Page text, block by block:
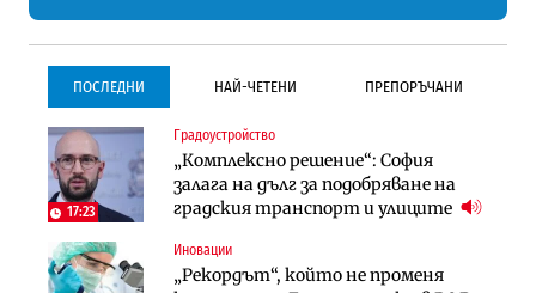
ПОСЛЕДНИ НАЙ-ЧЕТЕНИ ПРЕПОРЪЧАНИ
17:23
Градоустройство
„Комплексно решение“: София
залага на дълг за подобряване на
градския транспорт и улиците
Иновации
„Рекордът“, който не променя
Градоустройство
Столична община избра
изпълнител за преместването на
трамвайното трасе по бул.
Инфраструктура
Инфраструктура
Проектирането на тунела под
Петрохан ще върви паралелно с
екологичните оценки
Компании
„Хювефарма“ подписа договор за